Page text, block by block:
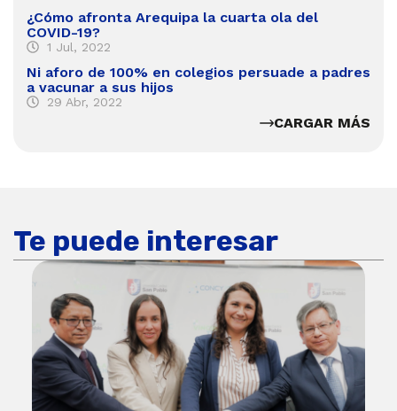
¿Cómo afronta Arequipa la cuarta ola del
COVID-19?
1 Jul, 2022
Ni aforo de 100% en colegios persuade a padres
a vacunar a sus hijos
29 Abr, 2022
CARGAR MÁS
Te puede interesar